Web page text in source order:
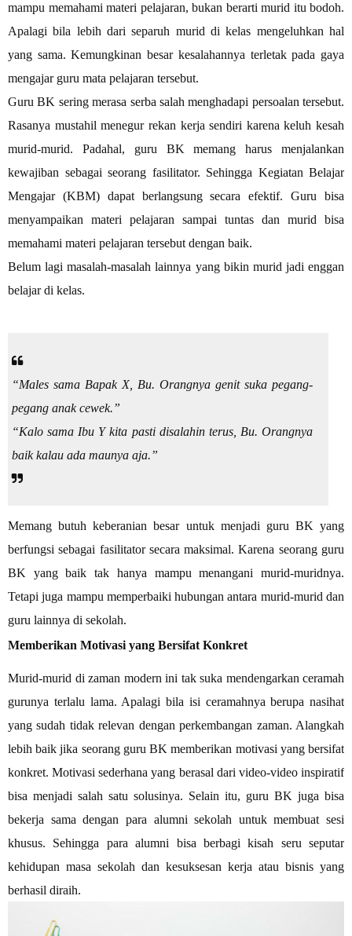
mampu memahami materi pelajaran, bukan berarti murid itu bodoh.
Apalagi bila lebih dari separuh murid di kelas mengeluhkan hal
yang sama. Kemungkinan besar kesalahannya terletak pada gaya
mengajar guru mata pelajaran tersebut.
Guru BK sering merasa serba salah menghadapi persoalan tersebut.
Rasanya mustahil menegur rekan kerja sendiri karena keluh kesah
murid-murid. Padahal, guru BK memang harus menjalankan
kewajiban sebagai seorang fasilitator. Sehingga Kegiatan Belajar
Mengajar (KBM) dapat berlangsung secara efektif. Guru bisa
menyampaikan materi pelajaran sampai tuntas dan murid bisa
memahami materi pelajaran tersebut dengan baik.
Belum lagi masalah-masalah lainnya yang bikin murid jadi enggan
belajar di kelas.
“Males sama Bapak X, Bu. Orangnya genit suka pegang-
pegang anak cewek.”
“Kalo sama Ibu Y kita pasti disalahin terus, Bu. Orangnya
baik kalau ada maunya aja.”
Memang butuh keberanian besar untuk menjadi guru BK yang
berfungsi sebagai fasilitator secara maksimal. Karena seorang guru
BK yang baik tak hanya mampu menangani murid-muridnya.
Tetapi juga mampu memperbaiki hubungan antara murid-murid dan
guru lainnya di sekolah.
Memberikan Motivasi yang Bersifat Konkret
Murid-murid di zaman modern ini tak suka mendengarkan ceramah
gurunya terlalu lama. Apalagi bila isi ceramahnya berupa nasihat
yang sudah tidak relevan dengan perkembangan zaman. Alangkah
lebih baik jika seorang guru BK memberikan motivasi yang bersifat
konkret. Motivasi sederhana yang berasal dari video-video inspiratif
bisa menjadi salah satu solusinya. Selain itu, guru BK juga bisa
bekerja sama dengan para alumni sekolah untuk membuat sesi
khusus. Sehingga para alumni bisa berbagi kisah seru seputar
kehidupan masa sekolah dan kesuksesan kerja atau bisnis yang
berhasil diraih.